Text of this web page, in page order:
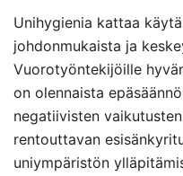
Unihygienia kattaa
johdonmukaista ja
Vuorotyöntekijöille
on olennaista
negatiivisten
rentouttavan
uniympäristön